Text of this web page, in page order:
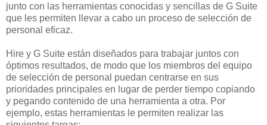
junto con las herramientas conocidas y sencillas de G Suite
que les permiten llevar a cabo un proceso de selección de
personal eficaz.
Hire y G Suite están diseñados para trabajar juntos con
óptimos resultados, de modo que los miembros del equipo
de selección de personal puedan centrarse en sus
prioridades principales en lugar de perder tiempo copiando
y pegando contenido de una herramienta a otra. Por
ejemplo, estas herramientas le permiten realizar las